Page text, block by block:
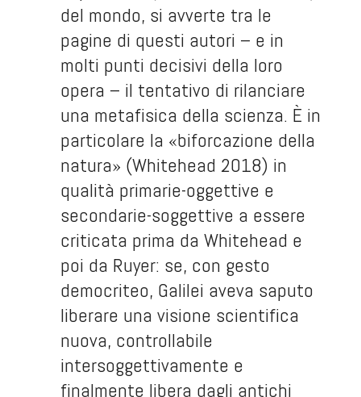
del mondo, si avverte tra le
pagine di questi autori – e in
molti punti decisivi della loro
opera – il tentativo di rilanciare
una metafisica della scienza. È in
particolare la «biforcazione della
natura» (Whitehead 2018) in
qualità primarie-oggettive e
secondarie-soggettive a essere
criticata prima da Whitehead e
poi da Ruyer: se, con gesto
democriteo, Galilei aveva saputo
liberare una visione scientifica
nuova, controllabile
intersoggettivamente e
finalmente libera dagli antichi